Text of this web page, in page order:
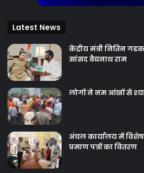
Latest News
केंद्रीय मंत्री नितिन
सांसद बैद्यनाथ राम
लोगों ने नम आंखों से
अंचल कार्यालय में विशेष
प्रमाण पत्रों का वितरण